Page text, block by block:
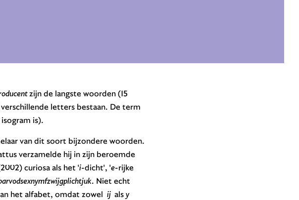
zijn de langste woorden (15
letters bestaan. De term
is).
van dit soort bijzondere woorden.
verzamelde hij in zijn beroemde
curiosa als het 'i-dicht', 'e-rijke
. Niet echt
het alfabet, omdat zowel ij alsy